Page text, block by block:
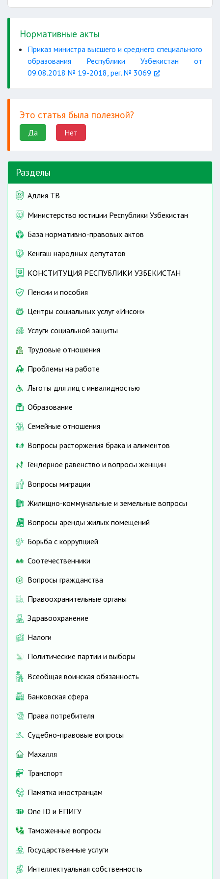
Нормативные акты
Приказ министра высшего и среднего специального
образования Республики Узбекистан от
09.08.2018 № 19-2018, рег. № 3069
Это статья была полезной?
Да Нет
Разделы
Адлия ТВ
Министерство юстиции Республики Узбекистан
База нормативно-правовых актов
Кенгаш народных депутатов
КОНСТИТУЦИЯ РЕСПУБЛИКИ УЗБЕКИСТАН
Пенсии и пособия
Центры социальных услуг «Инсон»
Услуги социальной защиты
Трудовые отношения
Проблемы на работе
Льготы для лиц с инвалидностью
Образование
Семейные отношения
Вопросы расторжения брака и алиментов
Гендерное равенство и вопросы женщин
Вопросы миграции
Жилищно-коммунальные и земельные вопросы
Вопросы аренды жилых помещений
Борьба с коррупцией
Соотечественники
Вопросы гражданства
Правоохранительные органы
Здравоохранение
Налоги
Политические партии и выборы
Всеобщая воинская обязанность
Банковская сфера
Права потребителя
Судебно-правовые вопросы
Махалля
Транспорт
Памятка иностранцам
One ID и ЕПИГУ
Таможенные вопросы
Государственные услуги
Интеллектуальная собственность